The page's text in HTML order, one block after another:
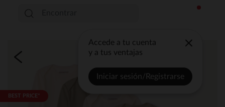
Accede a tu cuenta
y a tus ventajas
Iniciar sesión/Registrarse
BEST PRICE*